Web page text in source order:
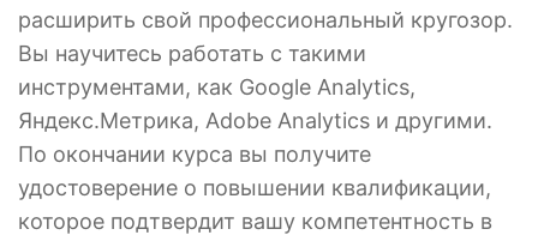
расширить свой профессиональный кругозор.
Вы научитесь работать с такими
инструментами, как Google Analytics,
Яндекс.Метрика, Adobe Analytics и другими.
По окончании курса вы получите
удостоверение о повышении квалификации,
которое подтвердит вашу компетентность в